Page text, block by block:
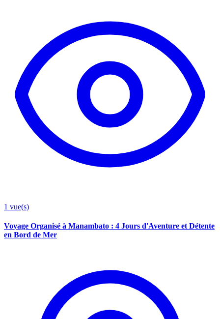
1 vue(s)
Voyage Organisé à Manambato : 4 Jours d'Aventure et Détente
en Bord de Mer